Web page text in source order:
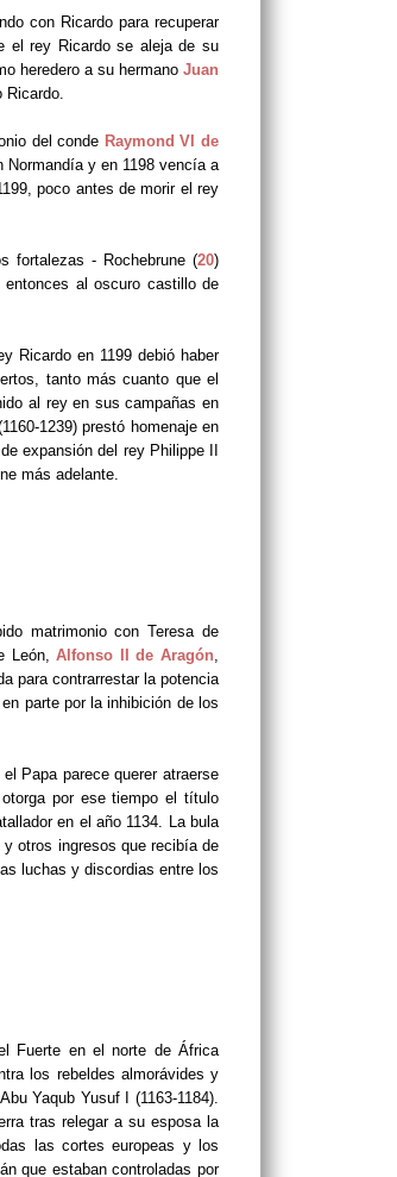
con Ricardo para recuperar
el rey Ricardo se aleja de su
heredero a su hermano Juan
Ricardo.
del conde Raymond VI de
Normandía y en 1198 vencía a
poco antes de morir el rey
fortalezas - Rochebrune (20)
al oscuro castillo de
Ricardo en 1199 debió haber
tanto más cuanto que el
al rey en sus campañas en
1239) prestó homenaje en
expansión del rey Philippe II
más adelante.
matrimonio con Teresa de
León,Alfonso II de Aragón,
para contrarrestar la potencia
parte por la inhibición de los
Papa parece querer atraerse
por ese tiempo el título
en el año 1134. La bula
y otros ingresos que recibía de
luchas y discordias entre los
Fuerte en el norte de África
los rebeldes almorávides y
Yaqub Yusuf I (1163-1184).
tras relegar a su esposa la
las cortes europeas y los
que estaban controladas por